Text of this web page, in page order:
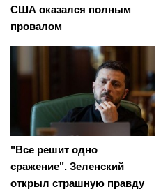
США оказался полным
провалом
"Все решит одно
сражение". Зеленский
открыл страшную правду